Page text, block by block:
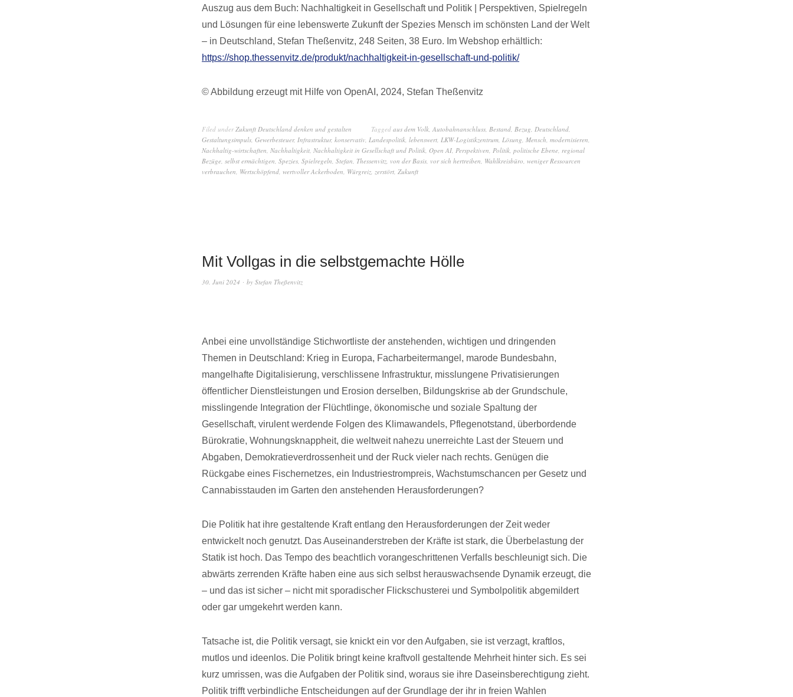
Auszug aus dem Buch: Nachhaltigkeit in Gesellschaft und Politik | Perspektiven, Spielregeln
und Lösungen für eine lebenswerte Zukunft der Spezies Mensch im schönsten Land der Welt
– in Deutschland, Stefan Theßenvitz, 248 Seiten, 38 Euro. Im Webshop erhältlich:
https://shop.thessenvitz.de/produkt/nachhaltigkeit-in-gesellschaft-und-politik/
© Abbildung erzeugt mit Hilfe von OpenAI, 2024, Stefan Theßenvitz
Filed underZukunft Deutschland denken und gestalten Tagged aus dem Volk, Autobahnanschluss, Bestand, Bezug, Deutschland,
Gestaltungsimpuls, Gewerbesteuer, Infrastruktur, konservativ, Landespolitik, lebenswert, LKW-Logistikzentrum, Lösung, Mensch, modernisieren,
Nachhaltig-wirtschaften, Nachhaltigkeit, Nachhaltigkeit in Gesellschaft und Politik, Open AI, Perspektiven, Politik, politische Ebene, regional
Bezüge, selbst ermächtigen, Spezies, Spielregeln, Stefan, Thessenvitz, von der Basis, vor sich hertreiben, Wahlkreisbüro, weniger Ressourcen
verbrauchen, Wertschöpfend, wertvoller Ackerboden, Würgreiz, zerstört, Zukunft
Mit Vollgas in die selbstgemachte Hölle
30. Juni 2024 by Stefan Theßenvitz
Anbei eine unvollständige Stichwortliste der anstehenden, wichtigen und dringenden
Themen in Deutschland: Krieg in Europa, Facharbeitermangel, marode Bundesbahn,
mangelhafte Digitalisierung, verschlissene Infrastruktur, misslungene Privatisierungen
öffentlicher Dienstleistungen und Erosion derselben, Bildungskrise ab der Grundschule,
misslingende Integration der Flüchtlinge, ökonomische und soziale Spaltung der
Gesellschaft, virulent werdende Folgen des Klimawandels, Pflegenotstand, überbordende
Bürokratie, Wohnungsknappheit, die weltweit nahezu unerreichte Last der Steuern und
Abgaben, Demokratieverdrossenheit und der Ruck vieler nach rechts. Genügen die
Rückgabe eines Fischernetzes, ein Industriestrompreis, Wachstumschancen per Gesetz und
Cannabisstauden im Garten den anstehenden Herausforderungen?
Die Politik hat ihre gestaltende Kraft entlang den Herausforderungen der Zeit weder
entwickelt noch genutzt. Das Auseinanderstreben der Kräfte ist stark, die Überbelastung der
Statik ist hoch. Das Tempo des beachtlich vorangeschrittenen Verfalls beschleunigt sich. Die
abwärts zerrenden Kräfte haben eine aus sich selbst herauswachsende Dynamik erzeugt, die
– und das ist sicher – nicht mit sporadischer Flickschusterei und Symbolpolitik abgemildert
oder gar umgekehrt werden kann.
Tatsache ist, die Politik versagt, sie knickt ein vor den Aufgaben, sie ist verzagt, kraftlos,
mutlos und ideenlos. Die Politik bringt keine kraftvoll gestaltende Mehrheit hinter sich. Es sei
kurz umrissen, was die Aufgaben der Politik sind, woraus sie ihre Daseinsberechtigung zieht.
Politik trifft verbindliche Entscheidungen auf der Grundlage der ihr in freien Wahlen